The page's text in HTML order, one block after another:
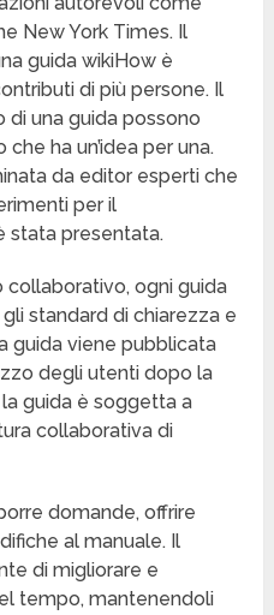
New York Times. Il
guida wikiHow è
di più persone. Il
una guida possono
ha un’idea per una.
da editor esperti che
per il
stata presentata.
collaborativo, ogni guida
standard di chiarezza e
guida viene pubblicata
degli utenti dopo la
guida è soggetta a
collaborativa di
domande, offrire
al manuale. Il
di migliorare e
tempo, mantenendoli